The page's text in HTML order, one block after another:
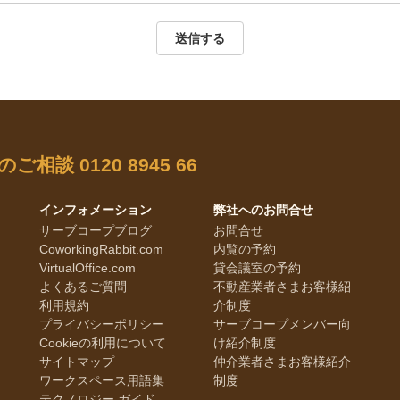
送信する
ご相談 0120 8945 66
インフォメーション
サーブコープブログ
CoworkingRabbit.com
VirtualOffice.com
よくあるご質問
利用規約
プライバシーポリシー
Cookieの利用について
サイトマップ
ワークスペース用語集
弊社へのお問合せ
お問合せ
内覧の予約
貸会議室の予約
不動産業者さまお客様紹
介制度
サーブコープメンバー向
け紹介制度
仲介業者さまお客様紹介
制度